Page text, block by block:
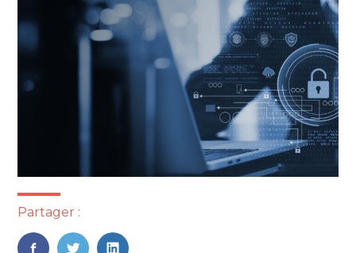
Partager :